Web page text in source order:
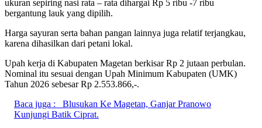
ukuran sepiring nasi rata – rata dihargai Rp 5 ribu -7 ribu
bergantung lauk yang dipilih.
Harga sayuran serta bahan pangan lainnya juga relatif terjangkau,
karena dihasilkan dari petani lokal.
Upah kerja di Kabupaten Magetan berkisar Rp 2 jutaan perbulan.
Nominal itu sesuai dengan Upah Minimum Kabupaten (UMK)
Tahun 2026 sebesar Rp 2.553.866,-.
Baca juga :
Blusukan Ke Magetan, Ganjar Pranowo
Kunjungi Batik Ciprat.